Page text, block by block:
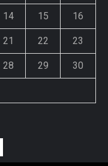
14 15 16
21 22 23
28 29 30